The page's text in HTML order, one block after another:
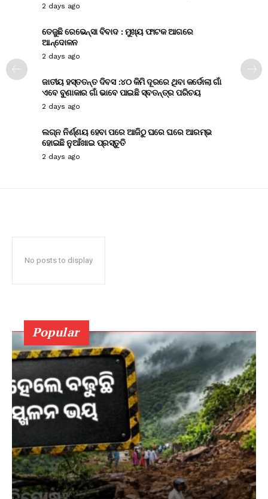
2 days ago
ତେଜୁଛି ରେଭେନ୍ସା ବିବାଦ : ମୁଖ୍ୟ ଫାଟକ ଆଗରେ
ଆନ୍ଦୋଳନ
2 days ago
ଜାତୀୟ ହସ୍ତତନ୍ତ ଦିବସ :୪୦ କିମି ଦୂରରେ ଥିବା କର୍ଡୋଲା ଗାଁ
ଏବେ ବୁଣାକାର ଗାଁ ଭାବେ ପାଇଛି ସ୍ବତନ୍ତ୍ର ପରିଚୟ
2 days ago
ଲଗ୍ନ ନିର୍ଣ୍ଣୟ ହେବା ପରେ ଆଜିଠୁ ଘରେ ଘରେ ଆରମ୍ଭ
ହୋଇଛି ନୁଆଁଖାଇ ପ୍ରସ୍ତୁତି
2 days ago
No posts to display
Popular